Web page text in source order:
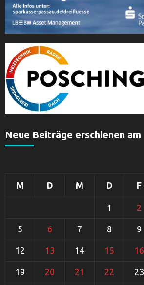
Neue Beiträge erschienen am
M D M D F
1 2
5 6 7 8 9
12 13 14 15 16
19 20 21 22 23